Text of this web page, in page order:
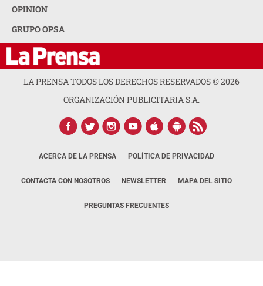
OPINION
GRUPO OPSA
LA PRENSA TODOS LOS DERECHOS RESERVADOS ©2026
ORGANIZACIÓN PUBLICITARIA S.A.
ACERCA DE LA PRENSA POLÍTICA DE PRIVACIDAD
CONTACTA CON NOSOTROS NEWSLETTER MAPA DEL SITIO
PREGUNTAS FRECUENTES